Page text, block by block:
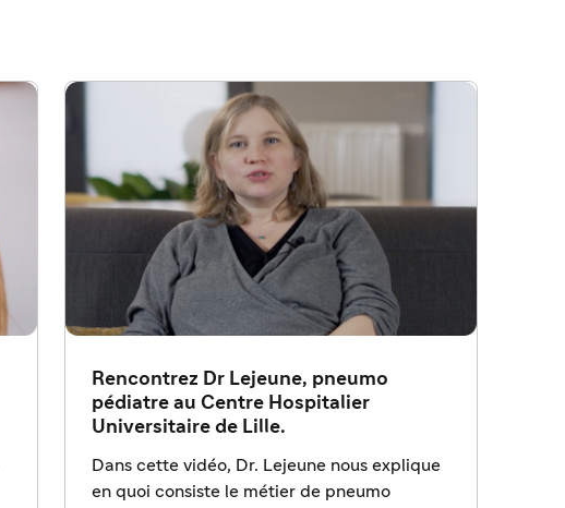
Rencontrez Dr Lejeune, pneumo
pédiatre au Centre Hospitalier
Universitaire de Lille.
Dans cette vidéo, Dr. Lejeune nous explique
en quoi consiste le métier de pneumo